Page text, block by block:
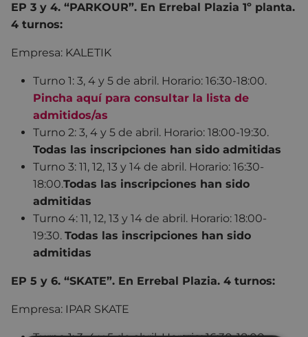
EP 3 y 4. “PARKOUR”. En Errebal Plazia 1º planta.
4 turnos:
Empresa: KALETIK
Turno 1: 3, 4 y 5 de abril. Horario: 16:30-18:00.
Pincha aquí para consultar la lista de
admitidos/as
Turno 2: 3, 4 y 5 de abril. Horario: 18:00-19:30.
Todas las inscripciones han sido admitidas
Turno 3: 11, 12, 13 y 14 de abril. Horario: 16:30-
18:00.Todas las inscripciones han sido
admitidas
Turno 4: 11, 12, 13 y 14 de abril. Horario: 18:00-
19:30. Todas las inscripciones han sido
admitidas
EP 5 y 6. “SKATE”. En Errebal Plazia. 4 turnos:
Empresa: IPAR SKATE